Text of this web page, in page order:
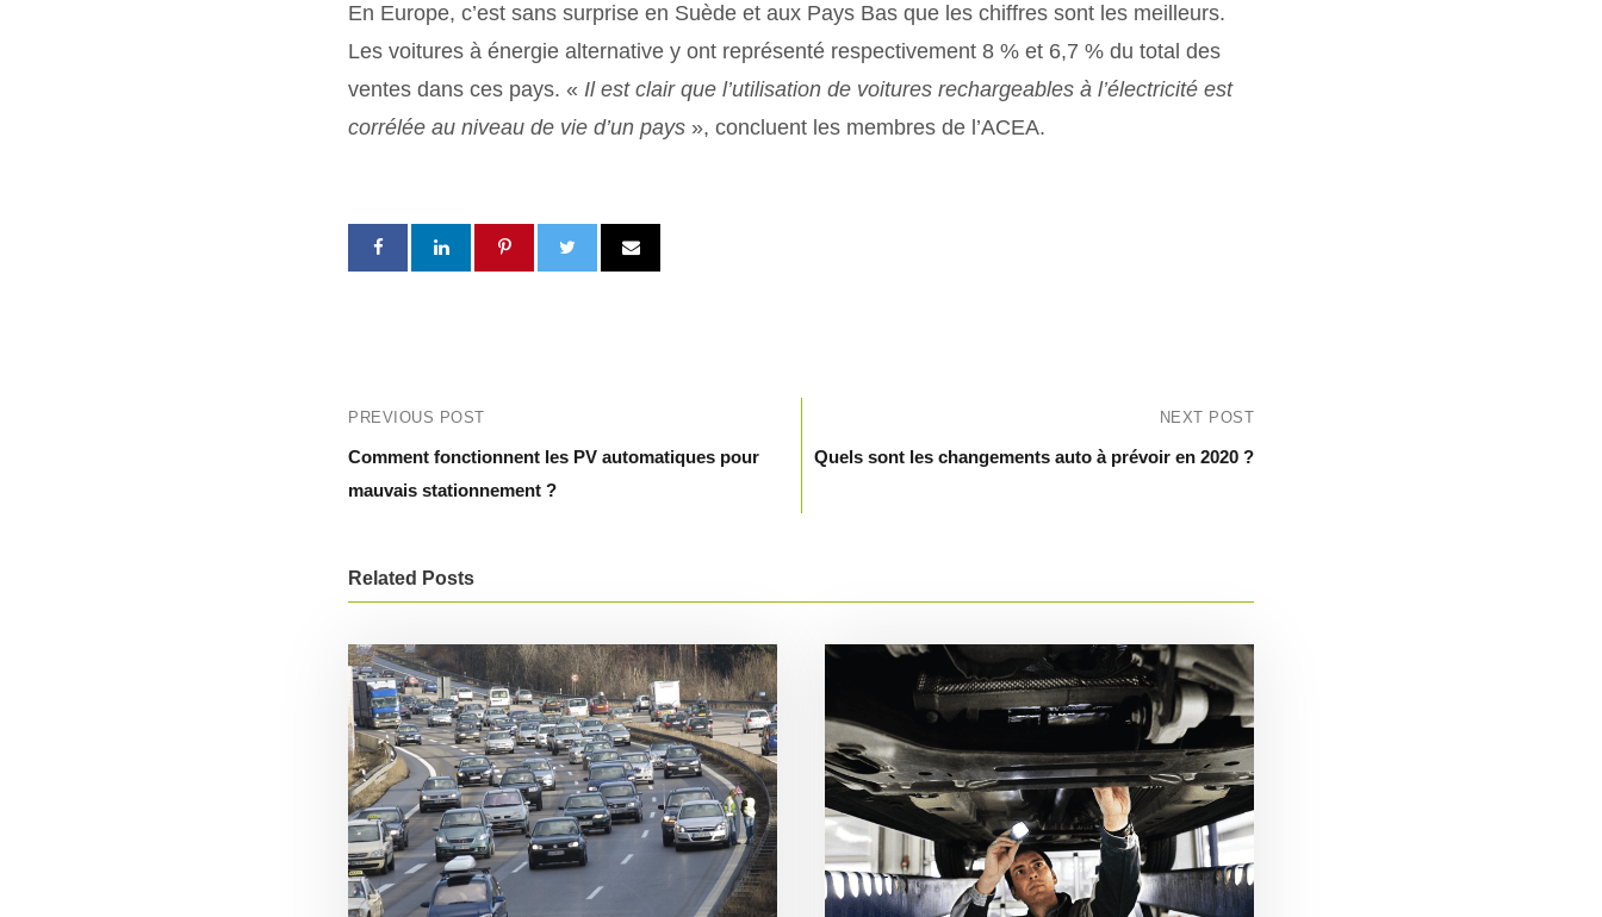
En Europe, c’est sans surprise en Suède et aux Pays Bas que les chiffres sont les meilleurs.
Les voitures à énergie alternative y ont représenté respectivement 8 % et 6,7 % du total des
ventes dans ces pays. « Il est clair que l’utilisation de voitures rechargeables à l’électricité est
corrélée au niveau de vie d’un pays », concluent les membres de l’ACEA.
PREVIOUS POST
Comment fonctionnent les PV automatiques pour
mauvais stationnement ?
NEXT POST
Quels sont les changements auto à prévoir en 2020 ?
Related Posts